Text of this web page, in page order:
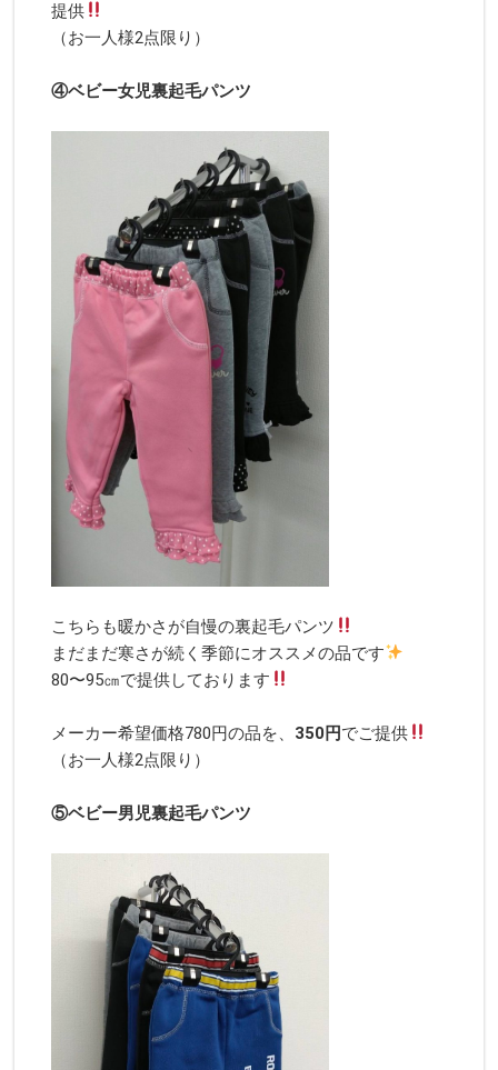
提供
（お一人様2点限り）
④ベビー女児裏起毛パンツ
こちらも暖かさが自慢の裏起毛パンツ
まだまだ寒さが続く季節にオススメの品です
80〜95㎝で提供しております
メーカー希望価格780円の品を、 350円でご提供
（お一人様2点限り）
⑤ベビー男児裏起毛パンツ